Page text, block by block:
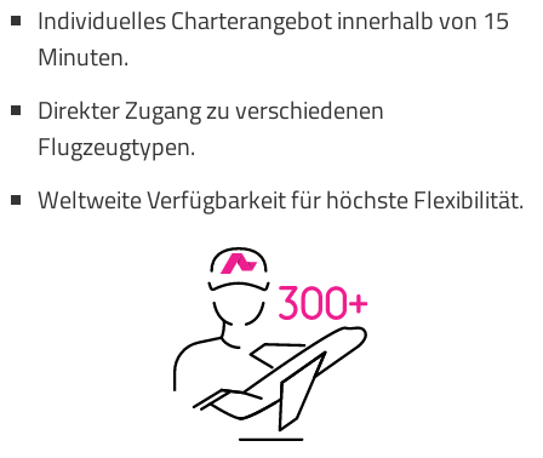
Individuelles Charterangebot innerhalb von 15
Minuten.
Direkter Zugang zu verschiedenen
Flugzeugtypen.
Weltweite Verfügbarkeit für höchste Flexibilität.